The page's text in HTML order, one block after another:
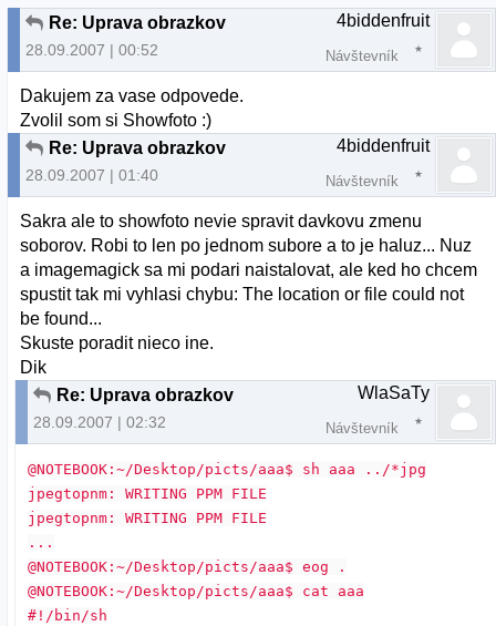
Re: Uprava obrazkov
28.09.2007 | 00:52
4biddenfruit
Návštevník
Dakujem za vase odpovede.
Zvolil som si Showfoto :)
Re: Uprava obrazkov
28.09.2007 | 01:40
4biddenfruit
Návštevník
Sakra ale to showfoto nevie spravit davkovu zmenu
soborov. Robi to len po jednom subore a to je haluz... Nuz
a imagemagick sa mi podari naistalovat, ale ked ho chcem
spustit tak mi vyhlasi chybu: The location or file could not
be found...
Skuste poradit nieco ine.
Dik
Re: Uprava obrazkov
28.09.2007 | 02:32
WlaSaTy
Návštevník
@NOTEBOOK:~/Desktop/picts/aaa$ sh aaa ../*jpg
jpegtopnm: WRITING PPM FILE
jpegtopnm: WRITING PPM FILE
...
@NOTEBOOK:~/Desktop/picts/aaa$ eog .
@NOTEBOOK:~/Desktop/picts/aaa$ cat aaa
#!/bin/sh